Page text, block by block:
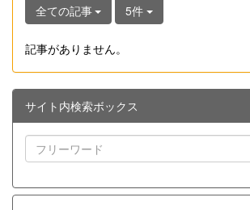
全ての記事 5件
記事がありません。
サイト内検索ボックス